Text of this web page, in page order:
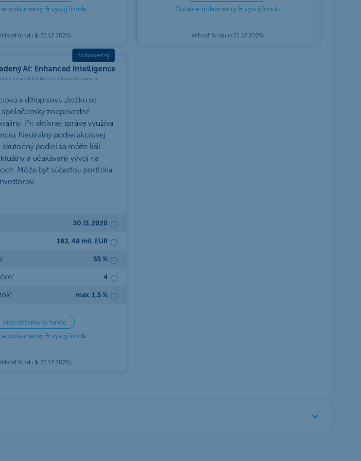
dokumenty & vývoj fondu
fondu (k 31.12.2025)
Ostatné dokumenty & vývoj fondu
Veľkosť fondu (k 31.12.2025)
AI: Enhanced Intelligence
Enhanced Intelligence Global Allocation RI
a dlhopisovú zložku so
zodpovedné
Pri aktívnej správe využíva
Neutrálny podiel akciovej
skutočný podiel sa môže líšiť
a očakávaný vývoj na
Môže byť súčasťou portfólia
30.11.2020
182, 48 mil. EUR
55 %
4
max. 1,5 %
Viac detailov o fonde
dokumenty & vývoj fondu
fondu (k 31.12.2025)